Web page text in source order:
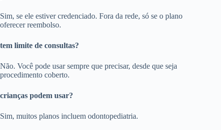
Sim, se ele estiver credenciado. Fora da rede, só se o plano
oferecer reembolso.
tem limite de consultas?
Não. Você pode usar sempre que precisar, desde que seja
procedimento coberto.
crianças podem usar?
Sim, muitos planos incluem odontopediatria.